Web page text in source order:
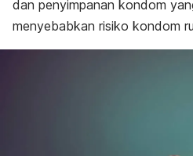
dan penyimpanan kondom
menyebabkan risiko kondom